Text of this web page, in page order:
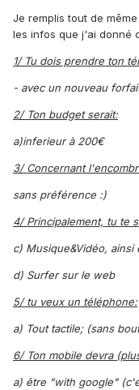
Je remplis tout de
les infos que j'ai donné
1/ Tu dois prendre ton
- avec un nouveau
2/ Ton budget serait:
a)inferieur à 200€
3/ Concernant
sans préférence :)
4/ Principalement, tu te
c) Musique&Vidéo, ainsi
d) Surfer sur le web
5/ tu veux un téléphone:
a) Tout tactile; (sans
6/ Ton mobile devra
a) être "with google"